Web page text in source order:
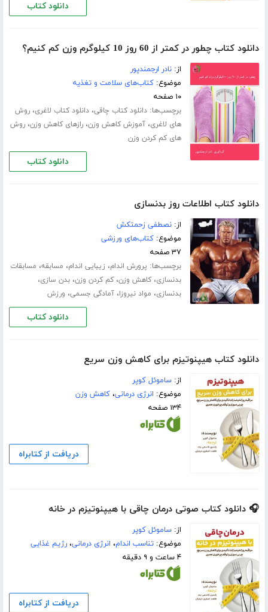
دانلود کتاب
دانلود کتاب چطور در کمتر از 60 روز 10 کیلوگرم وزن کم کنیم؟
از:نادر ارجمندپور
موضوع:کتاب‌های سلامت و تغذیه
۱۰ صفحه
برچسب‌ها:دانلود کتاب چاقی،دانلود کتاب لاغری،روش
های لاغری،آموزش کاهش وزن،رازهای کاهش وزن،روش
های کم کردن وزن
دانلود کتاب
دانلود کتاب اطلاعات روز بدنسازی
از:نصطفی زحمتکش
موضوع:کتاب‌های ورزشی
۳۷ صفحه
برچسب‌ها: پرورش اندام، زیبایی اندام، مسابقه، مسابقات
بدنسازی،کاهش وزن،کم کردن وزن،بدن سازی،
بدنسازی، مواد نیروزا،آمادگی جسمی، ورزش
دانلود کتاب
دانلود کتاب هیپنوتیزم برای کاهش وزن سریع
از:ساموئل کوپر
موضوع: انرژی درمانی،کاهش وزن
۱۳۴ صفحه
دریافت از کتابراه
🎧 دانلود کتاب صوتی درمان چاقی با هیپنوتیزم در خانه
از:ساموئل کوپر
موضوع:تناسب اندام، انرژی درمانی،رژیم غذایی
۴ ساعت و ۹ دقیقه
دریافت از کتابراه